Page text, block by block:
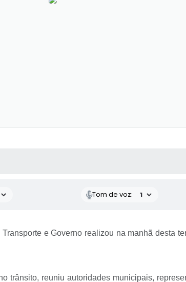
Tom de voz:
e Governo realizou na manhã desta
trânsito, reuniu autoridades municipais,